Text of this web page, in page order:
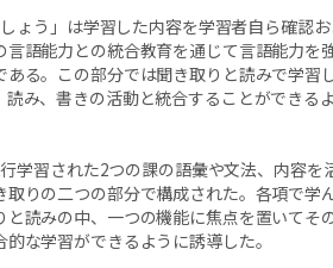
ょう」は学習した内容を学習者自ら確認お
言語能力との統合教育を通じて言語能力を
ある。この部分では聞き取りと読みで学習
読み、書きの活動と統合することができる
学習された2つの課の語彙や文法、内容を
取りの二つの部分で構成された。各項で学
と読みの中、一つの機能に焦点を置いてそ
な学習ができるように誘導した。